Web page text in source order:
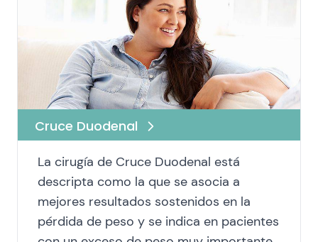
Cruce Duodenal
La cirugía de Cruce Duodenal está
descripta como la que se asocia a
mejores resultados sostenidos en la
pérdida de peso y se indica en pacientes